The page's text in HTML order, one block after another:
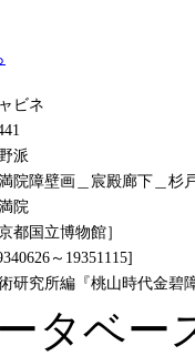
ビネ
派
院障壁画＿宸殿廊下＿杉
院
京都国立博物館］
～19351115]
研究所編『桃山時代金碧
タベー